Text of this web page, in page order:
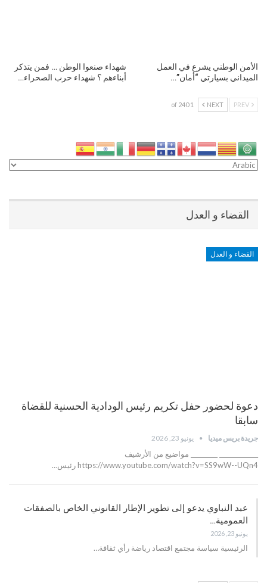
الأمن الوطني يشرع في العمل
الميداني بسيارتي “أمان”…
شهداء صنعوا الوطن … فمن يتذكر
أبناءهم ؟ شهداء حرب الصحراء…
NEXT
1 of 240
القضاء و العدل
القضاء و العدل
دعوة لحضور حفل تكريم رئيس الودادية الحسنية للقضاة
سابقا
جريدة بريس ميديا يونيو 23, 2026
_____________ _________ مواضيع من الأرشيف
https://www.youtube.com/watch?v=SS9wW--UQn4 رئيس…
عبد النباوي يدعو إلى تطوير الإطار القانوني الخاص بالصفقات
العمومية…
يونيو 23, 2026
الرئيسية سياسة مجتمع اقتصاد رياضة رأي ثقافة…